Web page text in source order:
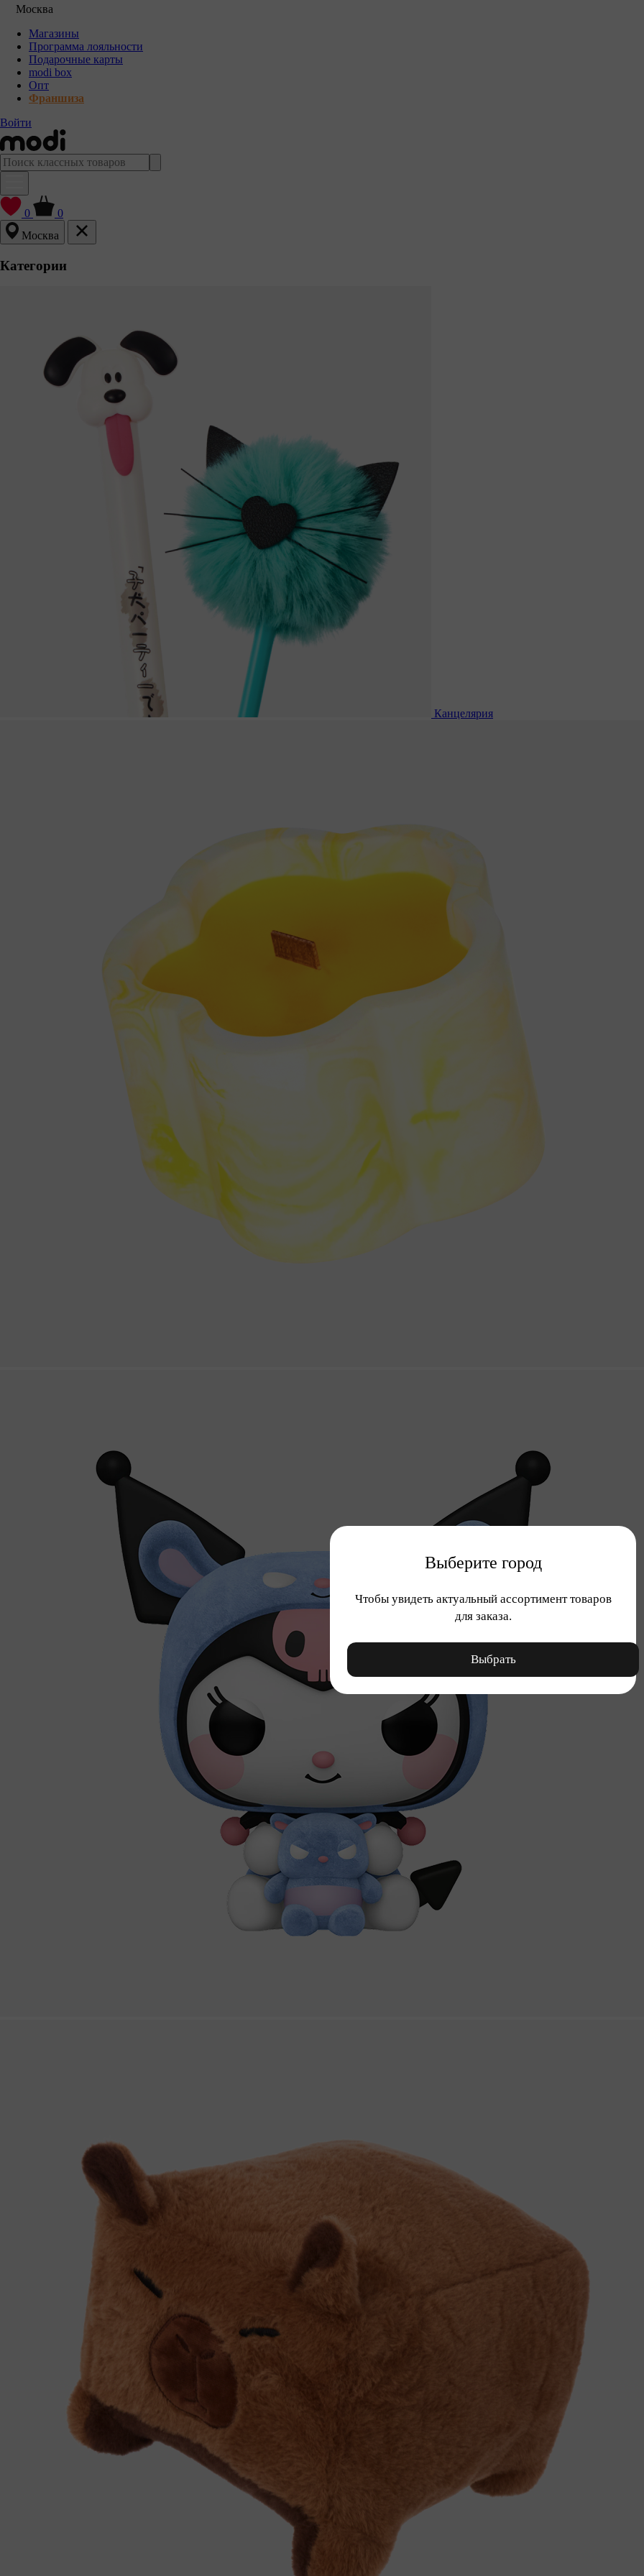
Москва
Магазины
Программа лояльности
Подарочные карты
modi box
Опт
Франшиза
Войти
0
0
Москва
Категории
Канцелярия
Выберите город
Чтобы увидеть актуальный ассортимент товаров
для заказа.
Выбрать